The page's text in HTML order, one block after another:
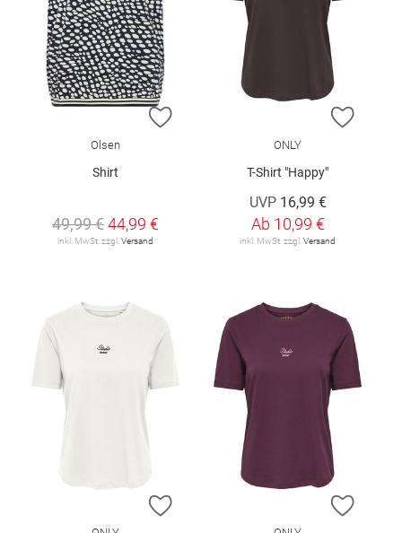
ZUR WUNSCHLISTE HINZUFÜGEN
Olsen
Shirt
49,99 €44,99 €
inkl. MwSt. zzgl. Versand
ZUR
ONLY
T-Shirt "Happy"
UVP 16,99 €
Ab 10,99 €
inkl. MwSt. zzgl. Versand
ZUR WUNSCHLISTE HINZUFÜGEN
ZUR